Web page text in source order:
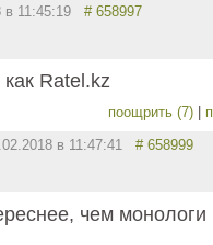
в 11:45:19 # 658997
Ratel.kz
поощрить (7)
в 11:47:41 # 658999
чем монологи